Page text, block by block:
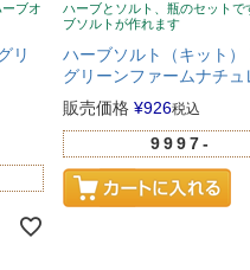
ブオ
リ
ハーブとソルト、瓶のセットで
ブソルトが作れます
ハーブソルト（キット）
グリーンファームナチュ
販売価格 ¥926税込
9997-